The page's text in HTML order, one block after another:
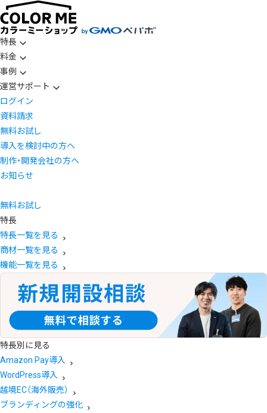
特長
料金
事例
運営サポート
ログイン
資料請求
無料お試し
導入を検討中の方へ
制作・開発会社の方へ
お知らせ
無料お試し
特長
特長一覧を見る
商材一覧を見る
機能一覧を見る
特長別に見る
Amazon Pay導入
WordPress導入
越境EC（海外販売）
ブランディングの強化